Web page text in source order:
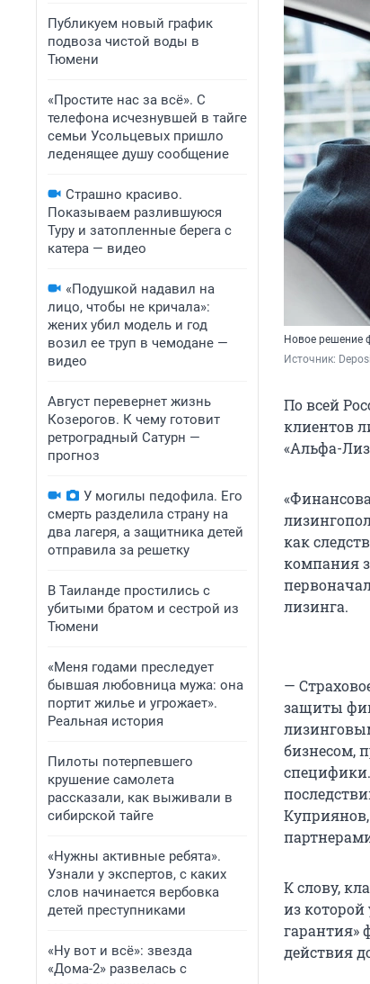
Публикуем новый график
подвоза чистой воды в
Тюмени
«Простите нас за всё». С
телефона исчезнувшей в тайге
семьи Усольцевых пришло
леденящее душу сообщение
Страшно красиво.
Показываем разлившуюся
Туру и затопленные берега с
катера — видео
«Подушкой надавил на
лицо, чтобы не кричала»:
жених убил модель и год
возил ее труп в чемодане —
видео
Август перевернет жизнь
Козерогов. К чему готовит
ретроградный Сатурн —
прогноз
У могилы педофила. Его
смерть разделила страну на
два лагеря, а защитника детей
отправила за решетку
В Таиланде простились с
убитыми братом и сестрой из
Тюмени
«Меня годами преследует
бывшая любовница мужа: она
портит жилье и угрожает».
Реальная история
Пилоты потерпевшего
крушение самолета
рассказали, как выживали в
сибирской тайге
«Нужны активные ребята».
Узнали у экспертов, с каких
слов начинается вербовка
детей преступниками
«Ну вот и всё»: звезда
«Дома-2» развелась с
Новое решение
Источник:
По всей
клиентов
«Альфа-
как
компания
лизинга.
—
защиты
бизнесом,
К слову,
из
гарантия»
действия